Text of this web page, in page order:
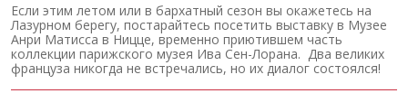
Если этим летом или в бархатный сезон вы окажетесь на
Лазурном берегу, постарайтесь посетить выставку в Музее
Анри Матисса в Ницце, временно приютившем часть
коллекции парижского музея Ива Сен-Лорана. Два великих
француза никогда не встречались, но их диалог состоялся!